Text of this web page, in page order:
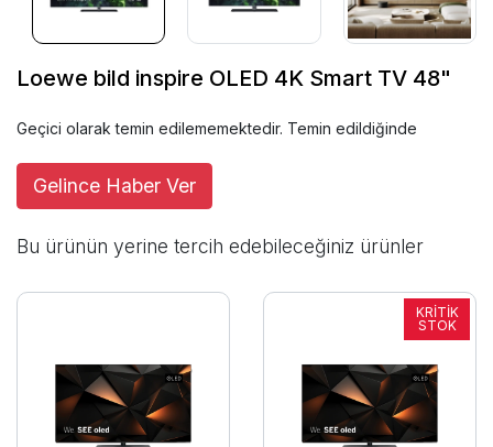
Loewe bild inspire OLED 4K Smart TV 48"
Geçici olarak temin edilememektedir. Temin edildiğinde
Gelince Haber Ver
Bu ürünün yerine tercih edebileceğiniz ürünler